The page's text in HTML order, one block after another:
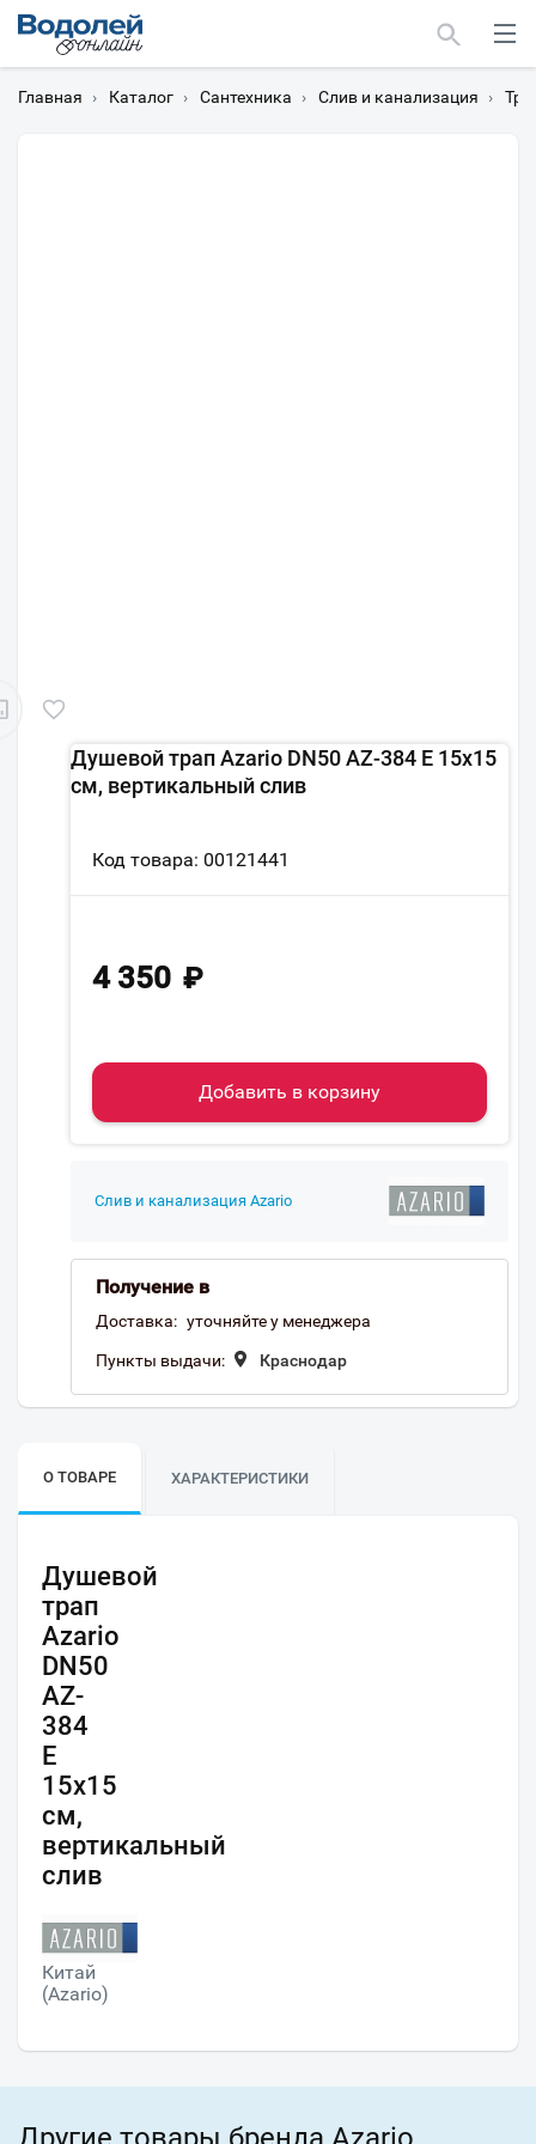
Главная › Каталог › Сантехника › Слив и канализация ›
Душевой трап Azario DN50 AZ-384 E 15х15
см, вертикальный слив
Код товара: 00121441
4 350 ₽
Добавить в корзину
Слив и канализация Azario
Получение в
Доставка: уточняйте у менеджера
Пункты выдачи: Краснодар
О ТОВАРЕ ХАРАКТЕРИСТИКИ
Душевой
трап
Azario
DN50
AZ-
384
E
15х15
см,
вертикальный
слив
Китай
(Azario)